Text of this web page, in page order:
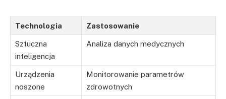
Technologia Zastosowanie
Sztuczna
inteligencja
Analiza danych medycznych
Urządzenia
noszone
Monitorowanie parametrów
zdrowotnych